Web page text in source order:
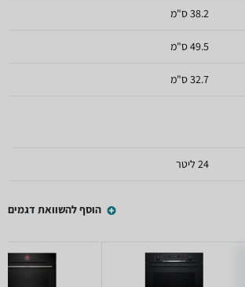
38.2 ס"מ
49.5 ס"מ
32.7 ס"מ
24 ליטר
הוסף להשוואת דגמים